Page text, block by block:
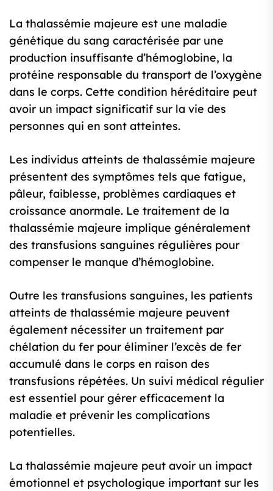
La thalassémie majeure est une maladie
génétique du sang caractérisée par une
production insuffisante d’hémoglobine, la
protéine responsable du transport de l’oxygène
dans le corps. Cette condition héréditaire peut
avoir un impact significatif sur la vie des
personnes qui en sont atteintes.
Les individus atteints de thalassémie majeure
présentent des symptômes tels que fatigue,
pâleur, faiblesse, problèmes cardiaques et
croissance anormale. Le traitement de la
thalassémie majeure implique généralement
des transfusions sanguines régulières pour
compenser le manque d’hémoglobine.
Outre les transfusions sanguines, les patients
atteints de thalassémie majeure peuvent
également nécessiter un traitement par
chélation du fer pour éliminer l’excès de fer
accumulé dans le corps en raison des
transfusions répétées. Un suivi médical régulier
est essentiel pour gérer efficacement la
maladie et prévenir les complications
potentielles.
La thalassémie majeure peut avoir un impact
émotionnel et psychologique important sur les